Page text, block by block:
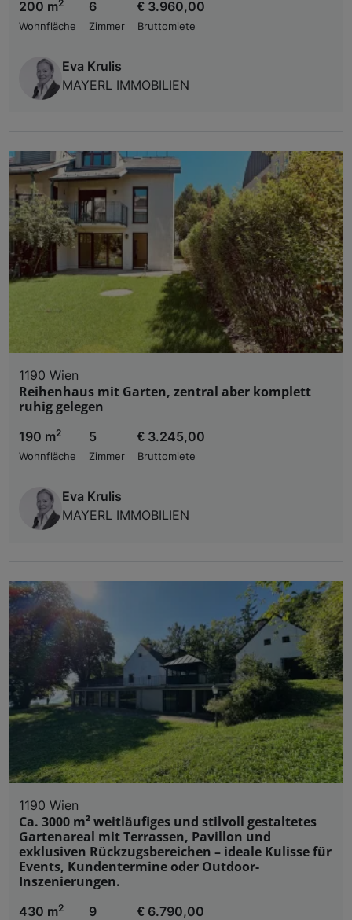
200 m2
Wohnfläche
6
Zimmer
€ 3.960,00
Bruttomiete
Eva Krulis
MAYERL IMMOBILIEN
1190 Wien
Reihenhaus mit Garten, zentral aber komplett
ruhig gelegen
190 m2
Wohnfläche
5
Zimmer
€ 3.245,00
Bruttomiete
Eva Krulis
MAYERL IMMOBILIEN
1190 Wien
Ca. 3000 m² weitläufiges und stilvoll gestaltetes
Gartenareal mit Terrassen, Pavillon und
exklusiven Rückzugsbereichen – ideale Kulisse für
Events, Kundentermine oder Outdoor-
Inszenierungen.
430 m2
9 € 6.790,00